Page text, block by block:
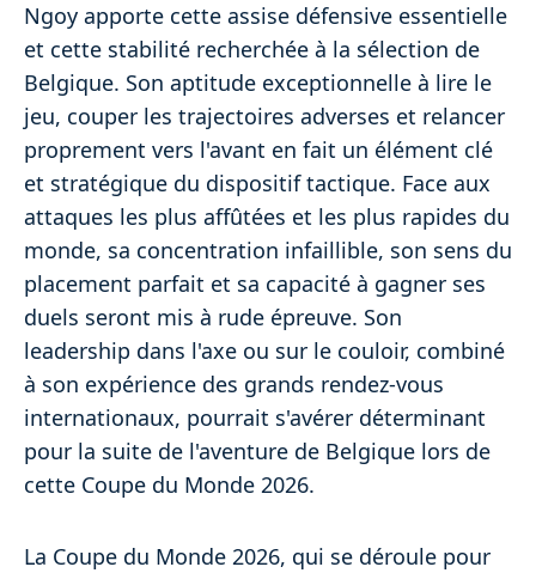
Ngoy apporte cette assise défensive essentielle
et cette stabilité recherchée à la sélection de
Belgique. Son aptitude exceptionnelle à lire le
jeu, couper les trajectoires adverses et relancer
proprement vers l'avant en fait un élément clé
et stratégique du dispositif tactique. Face aux
attaques les plus affûtées et les plus rapides du
monde, sa concentration infaillible, son sens du
placement parfait et sa capacité à gagner ses
duels seront mis à rude épreuve. Son
leadership dans l'axe ou sur le couloir, combiné
à son expérience des grands rendez-vous
internationaux, pourrait s'avérer déterminant
pour la suite de l'aventure de Belgique lors de
cette Coupe du Monde 2026.
La Coupe du Monde 2026, qui se déroule pour